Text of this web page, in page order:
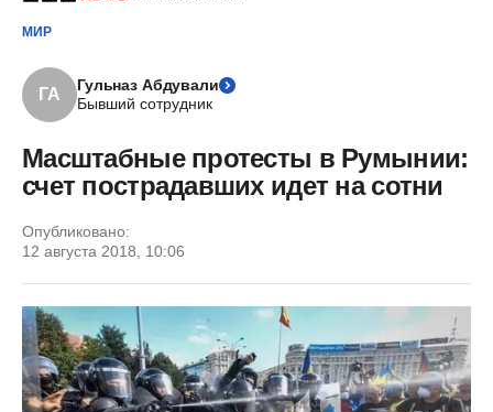
МИР
ГА
Гульназ Абдували
Бывший сотрудник
Масштабные протесты в Румынии:
счет пострадавших идет на сотни
Опубликовано:
12 августа 2018, 10:06